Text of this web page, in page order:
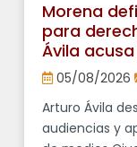
Morena
para
Ávila
“falsos
05/08/2026
Arturo Ávila
audiencias y